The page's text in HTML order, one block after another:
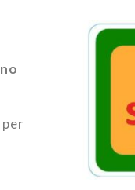
per